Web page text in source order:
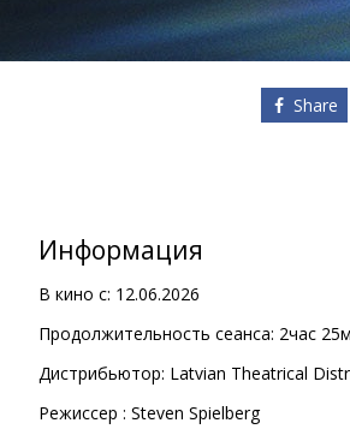
Share
Информация
В кино с: 12.06.2026
Продолжительность сеанса: 2час
Дистрибьютор: Latvian Theatrical
Pежиссер : Steven Spielberg